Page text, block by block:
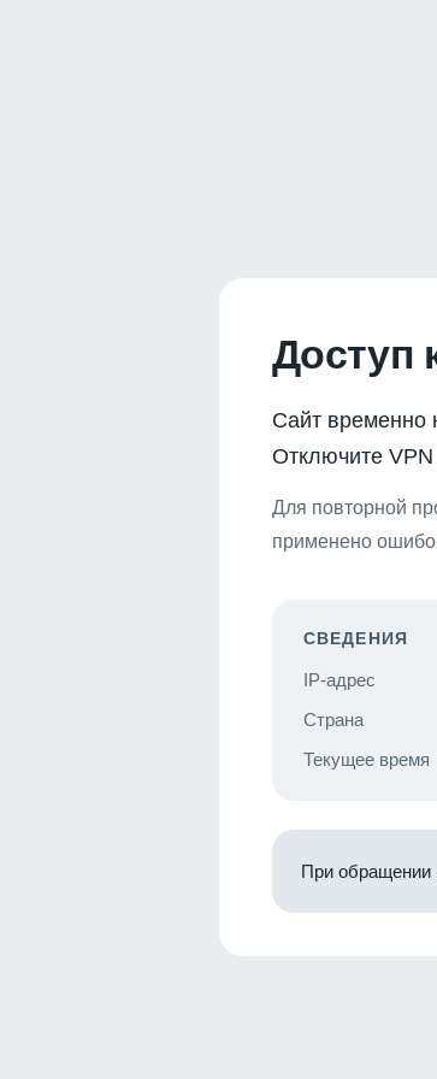
Доступ
Сайт временно
Отключите VPN
Для повторной
применено
СВЕДЕНИЯ
IP-адрес
Страна
Текущее время
При обращении